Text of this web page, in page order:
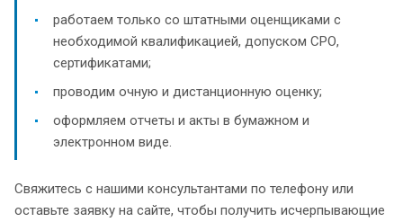
работаем только со штатными оценщиками с
необходимой квалификацией, допуском СРО,
сертификатами;
проводим очную и дистанционную оценку;
оформляем отчеты и акты в бумажном и
электронном виде.
Свяжитесь с нашими консультантами по телефону или
оставьте заявку на сайте, чтобы получить исчерпывающие